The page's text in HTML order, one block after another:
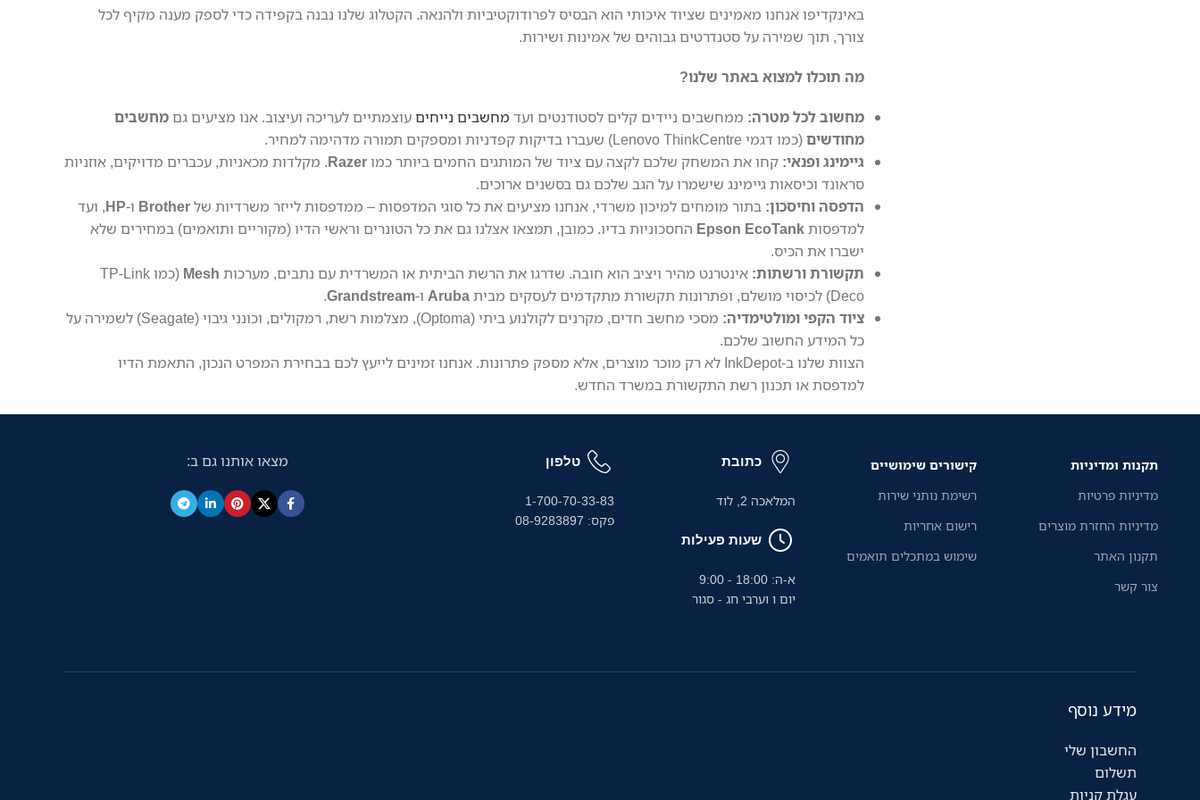
באינקדיפו אנחנו מאמינים שציוד איכותי הוא הבסיס לפרודוקטיביות ולהנאה. הקטלוג שלנו נבנה בקפידה כדי לספק מענה מקיף לכל
צורך, תוך שמירה על סטנדרטים גבוהים של אמינות ושירות.
מה תוכלו למצוא באתר שלנו?
מחשוב לכל מטרה: ממחשבים ניידים קלים לסטודנטים ועד מחשבים נייחיםעוצמתיים לעריכה ועיצוב. אנו מציעים גםמחשבים
מחודשים(כמו דגמי Lenovo ThinkCentre) שעברו בדיקות קפדניות ומספקים תמורה מדהימה למחיר.
גיימינג ופנאי: קחו את המשחק שלכם לקצה עם ציוד של המותגים החמים ביותר כמוRazer. מקלדות מכאניות, עכברים מדויקים, אוזניות
סראונד וכיסאות גיימינג שישמרו על הגב שלכם גם בסשנים ארוכים.
הדפסה וחיסכון: בתור מומחים למיכון משרדי, אנחנו מציעים את כל סוגי המדפסות – ממדפסות לייזר משרדיות שלBrother ו-HP, ועד
למדפסותEpson EcoTank החסכוניות בדיו. כמובן, תמצאו אצלנו גם את כל הטונרים וראשי הדיו (מקוריים ותואמים) במחירים שלא
ישברו את הכיס.
תקשורת ורשתות: אינטרנט מהיר ויציב הוא חובה. שדרגו את הרשת הביתית או המשרדית עם נתבים, מערכות Mesh
(כמו TP-Link
Deco) לכיסוי מושלם, ופתרונות תקשורת מתקדמים לעסקים מבית
Aruba ו-Grandstream
.
ציוד הקפי ומולטימדיה:
מסכי מחשב חדים, מקרנים לקולנוע ביתי (Optoma), מצלמות רשת, רמקולים, וכונני גיבוי (Seagate) לשמירה על
כל המידע החשוב שלכם.
הצוות שלנו ב-InkDepot לא רק מוכר מוצרים, אלא מספק פתרונות. אנחנו זמינים לייעץ לכם בבחירת המפרט הנכון, התאמת הדיו
למדפסת או תכנון רשת התקשורת במשרד החדש.
תקנות ומדיניות
מדיניות פרטיות
מדיניות החזרת מוצרים
תקנון האתר
צור קשר
קישורים שימושיים
רשימת נותני שירות
רישום אחריות
שימוש במתכלים תואמים
כתובת
המלאכה 2, לוד
שעות פעילות
א-ה: 18:00 - 9:00
יום ו וערבי חג - סגור
טלפון
1-700-70-33-83
פקס: 08-9283897
מצאו אותנו גם ב:
מידע נוסף
החשבון שלי
תשלום
עגלת קניות